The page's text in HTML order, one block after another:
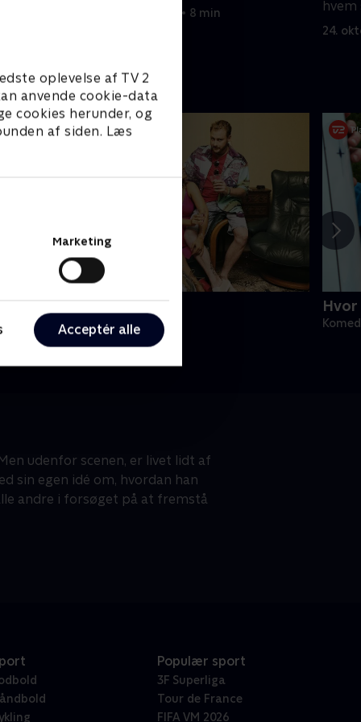
oplevelse af TV 2
anvende cookie-data
cookies herunder, og
af siden. Læs
Marketing
Acceptér alle
19. december 2022 • 8 min
24.
bog for evigt
• 1 sæsoner
Hvor
udenfor scenen, er livet lidt af
sin egen idé om, hvordan han
andre i forsøget på at fremstå
Populær sport
3F Superliga
Tour de France
FIFA VM 2026